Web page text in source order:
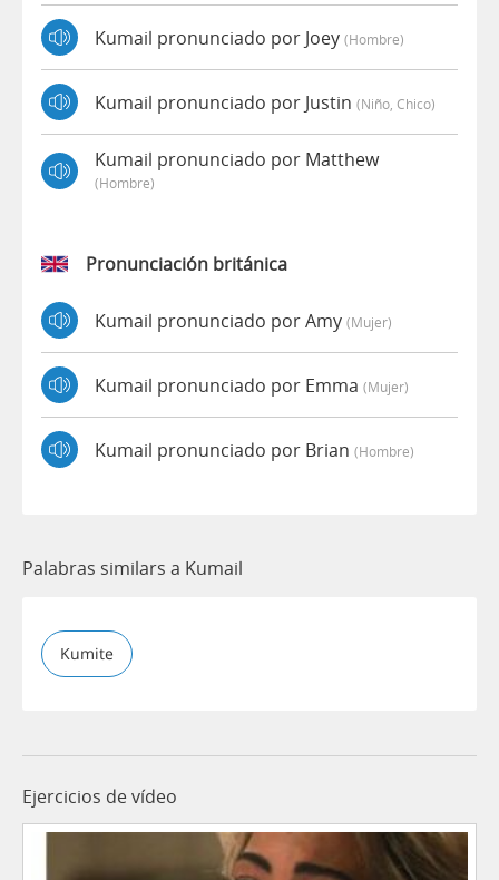
Kumail pronunciado por Joey (hombre)
Kumail pronunciado por Justin (niño, Chico)
Kumail pronunciado por Matthew
(hombre)
Pronunciación británica
Kumail pronunciado por Amy (mujer)
Kumail pronunciado por Emma (mujer)
Kumail pronunciado por Brian (hombre)
Palabras similars a Kumail
Kumite
Ejercicios de vídeo